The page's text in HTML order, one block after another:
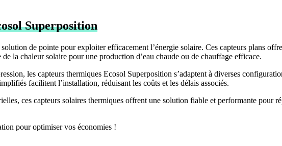
Superposition
de pointe pour exploiter efficacement l’énergie solaire. Ces capteurs plans
la chaleur solaire pour une production d’eau chaude ou de chauffage efficace.
les capteurs thermiques Ecosol Superposition s’adaptent à diverses
facilitent l’installation, réduisant les coûts et les délais associés.
ces capteurs solaires thermiques offrent une solution fiable et performante pour
pour optimiser vos économies !